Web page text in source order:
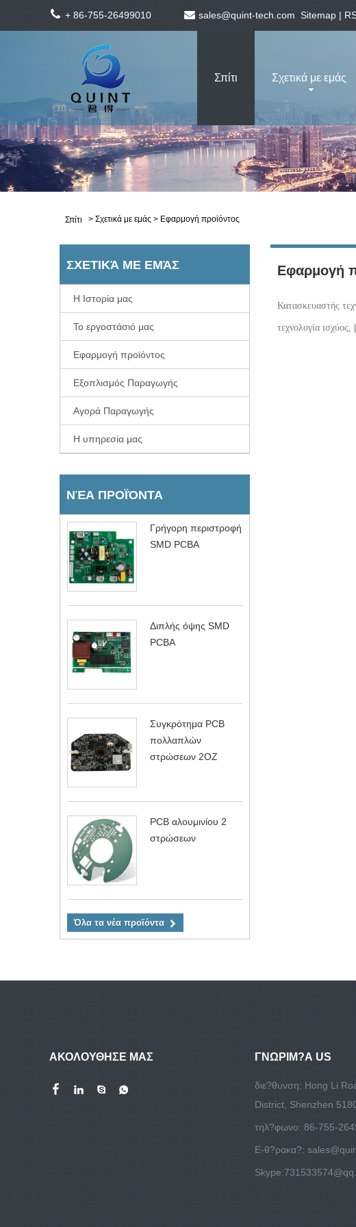
+ 86-755-26499010 sales@quint-tech.com Sitemap |
Σπίτι Σχετικά με εμάς
Σπίτι > Σχετικά με εμάς > Εφαρμογή προϊόντος
ΣΧΕΤΙΚΆ ΜΕ ΕΜΆΣ
Η Ιστορία μας
Το εργοστάσιό μας
Εφαρμογή προϊόντος
Εξοπλισμός Παραγωγής
Αγορά Παραγωγής
Η υπηρεσία μας
ΝΈΑ ΠΡΟΪΌΝΤΑ
Γρήγορη περιστροφή
SMD PCBA
Διπλής όψης SMD
PCBA
Συγκρότημα PCB
πολλαπλών
στρώσεων 2OZ
PCB αλουμινίου 2
στρώσεων
Όλα τα νέα προϊόντα
Εφαρμογή
Κατασκευαστής
τεχνολογία
ΑΚΟΛΟΥΘΗΣΕ ΜΑΣ ΓΝΩΡΙΜ?Α US
διε?θυνση: Hong Li
District, Shenzhen
τηλ?φωνο: 86-755-
E-θ?ρακα?:
Skype: